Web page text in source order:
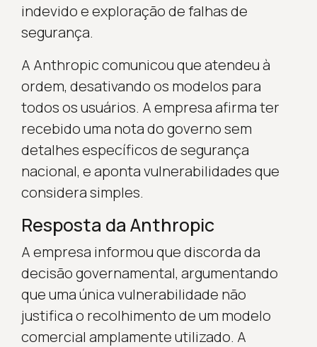
indevido e exploração de falhas de
segurança.
A Anthropic comunicou que atendeu à
ordem, desativando os modelos para
todos os usuários. A empresa afirma ter
recebido uma nota do governo sem
detalhes específicos de segurança
nacional, e aponta vulnerabilidades que
considera simples.
Resposta da Anthropic
A empresa informou que discorda da
decisão governamental, argumentando
que uma única vulnerabilidade não
justifica o recolhimento de um modelo
comercial amplamente utilizado. A